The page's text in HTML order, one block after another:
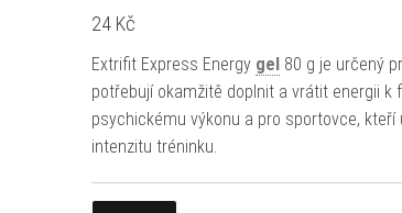
24 Kč
Extrifit Express Energy gel80 g je určený
potřebují okamžitě doplnit a vrátit energii k
psychickému výkonu a pro sportovce, kteří
intenzitu tréninku.